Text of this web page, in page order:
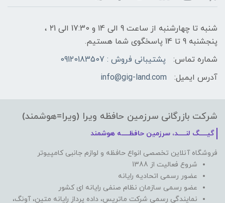
شنبه تا چهارشنبه از ساعت 9 الی ۱4 و 17:30 الی ۲1 ،
پنجشنبه 9 تا 14 پاسخگوی شما هستیم.
شماره تماس:
پشتیبانی فروش : 09120183507
آدرس ایمیل:
info@gig-land.com
شرکت بازرگانی سرزمین حافظه ویرا (ویرا=هوشمند)
گیـــــگ لنـــــد، سرزمین حافظـــــه هوشمند
فروشگاه آنلاین تخصصی انواع حافظه و لوازم جانبی کامپیوتر
شروع فعالیت از 1388
عضور رسمی اتحادیه رایانه
عضو رسمی سازمان نظام صنفی رایانه ای کشور
نمایندگی رسمی شرکت ماتریس، داده پرداز رایانه متین، آونگ،